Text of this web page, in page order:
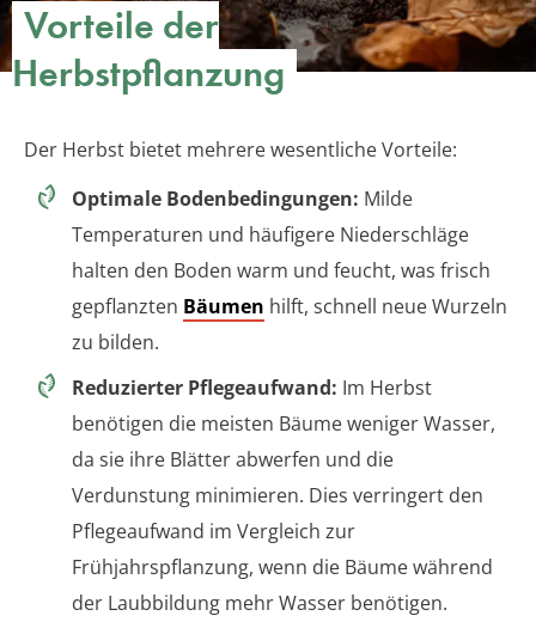
Vorteile der
Herbstpflanzung
Der Herbst bietet mehrere wesentliche Vorteile:
Optimale Bodenbedingungen: Milde
Temperaturen und häufigere Niederschläge
halten den Boden warm und feucht, was frisch
gepflanzten Bäumen hilft, schnell neue Wurzeln
zu bilden.
Reduzierter Pflegeaufwand: Im Herbst
benötigen die meisten Bäume weniger Wasser,
da sie ihre Blätter abwerfen und die
Verdunstung minimieren. Dies verringert den
Pflegeaufwand im Vergleich zur
Frühjahrspflanzung, wenn die Bäume während
der Laubbildung mehr Wasser benötigen.